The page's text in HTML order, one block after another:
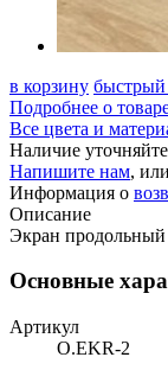
в корзину быстрый
Подробнее о
Все цвета и
Наличие
Напишите нам,
Информация о
Описание
Экран
Основные
Артикул
O.EKR-2